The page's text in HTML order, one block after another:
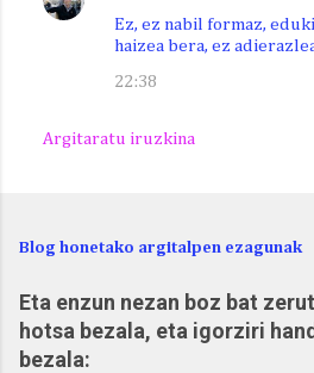
Ez, ez nabil formaz,
haizea bera, ez
22:38
Argitaratu iruzkina
Blog honetako argitalpen ezagunak
Eta enzun nezan boz bat
hotsa bezala, eta igorziri
bezala: